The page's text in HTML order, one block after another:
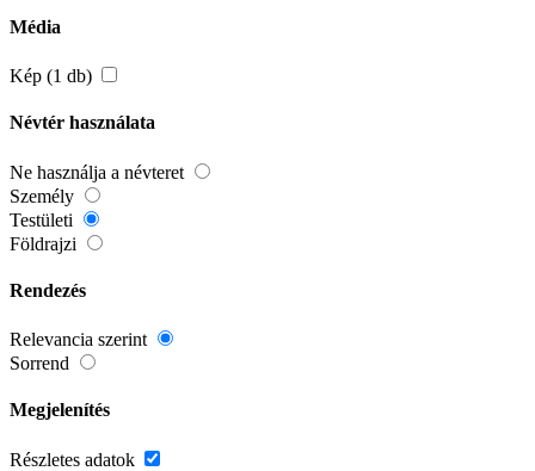
Média
Kép (1 db)
Névtér használata
Ne használja a névteret
Személy
Testületi
Földrajzi
Rendezés
Relevancia szerint
Sorrend
Megjelenítés
Részletes adatok